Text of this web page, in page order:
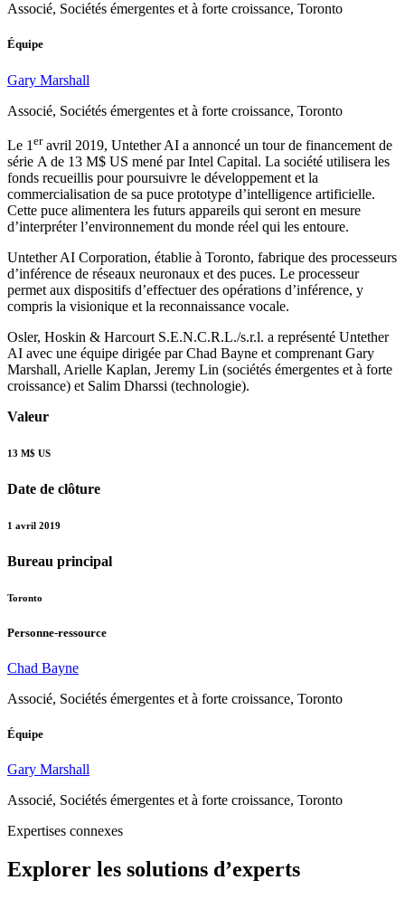
Associé, Sociétés émergentes et à forte croissance, Toronto
Équipe
Gary Marshall
Associé, Sociétés émergentes et à forte croissance, Toronto
Le 1 eravril 2019, Untether AI a annoncé un tour de financement de
série A de 13 M$ US mené par Intel Capital. La société utilisera les
fonds recueillis pour poursuivre le développement et la
commercialisation de sa puce prototype d’intelligence artificielle.
Cette puce alimentera les futurs appareils qui seront en mesure
d’interpréter l’environnement du monde réel qui les entoure.
Untether AI Corporation, établie à Toronto, fabrique des processeurs
d’inférence de réseaux neuronaux et des puces. Le processeur
permet aux dispositifs d’effectuer des opérations d’inférence, y
compris la visionique et la reconnaissance vocale.
Osler, Hoskin & Harcourt S.E.N.C.R.L./s.r.l. a représenté Untether
AI avec une équipe dirigée par Chad Bayne et comprenant Gary
Marshall, Arielle Kaplan, Jeremy Lin (sociétés émergentes et à forte
croissance) et Salim Dharssi (technologie).
Valeur
13 M$ US
Date de clôture
1 avril 2019
Bureau principal
Toronto
Personne-ressource
Chad Bayne
Associé, Sociétés émergentes et à forte croissance, Toronto
Équipe
Gary Marshall
Associé, Sociétés émergentes et à forte croissance, Toronto
Expertises connexes
Explorer les solutions d’experts